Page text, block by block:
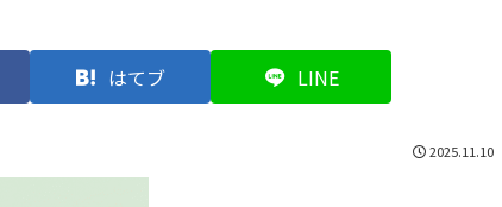
はてブ LINE
2025.11.10